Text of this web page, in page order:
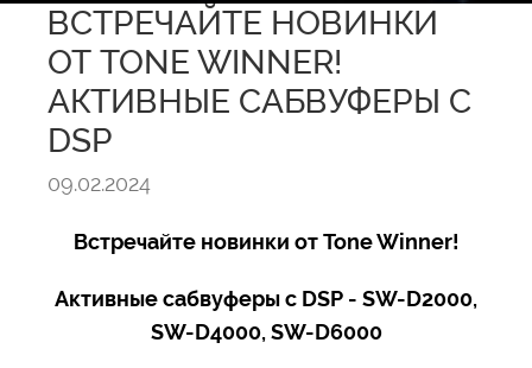
ВСТРЕЧАЙТЕ НОВИНКИ
ОТ TONE WINNER!
АКТИВНЫЕ САБВУФЕРЫ С
DSP
09.02.2024
Встречайте новинки от Tone Winner!
Активные сабвуферы с DSP - SW-D2000,
SW-D4000, SW-D6000